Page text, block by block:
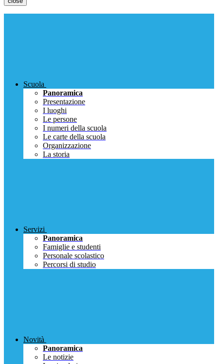
Scuola
Panoramica
Presentazione
I luoghi
Le persone
I numeri della scuola
Le carte della scuola
Organizzazione
La storia
Servizi
Panoramica
Famiglie e studenti
Personale scolastico
Percorsi di studio
Novità
Panoramica
Le notizie